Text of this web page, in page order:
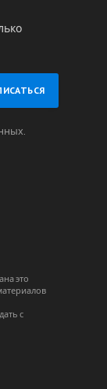
это
с